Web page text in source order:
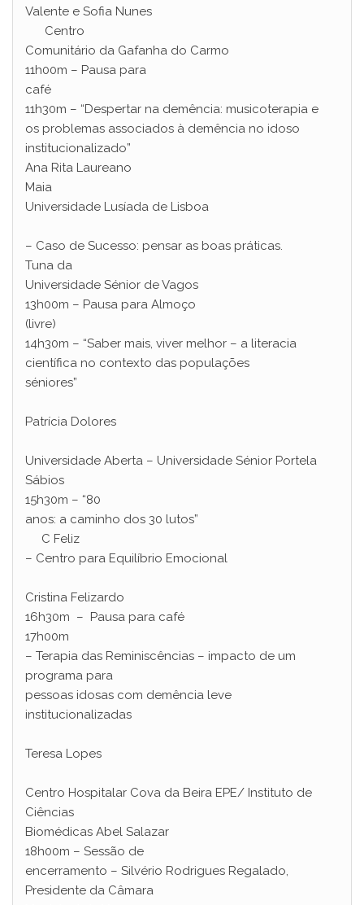
Valente e Sofia Nunes
Centro
Comunitário da Gafanha do Carmo
11h00m – Pausa para
café
11h30m – “Despertar na demência: musicoterapia e
os problemas associados à demência no idoso
institucionalizado”
Ana Rita Laureano
Maia
Universidade Lusíada de Lisboa
– Caso de Sucesso: pensar as boas práticas.
Tuna da
Universidade Sénior de Vagos
13h00m – Pausa para Almoço
(livre)
14h30m – “Saber mais, viver melhor – a literacia
científica no contexto das populações
séniores”
Patrícia Dolores
Universidade Aberta – Universidade Sénior Portela
Sábios
15h30m – “80
anos: a caminho dos 30 lutos”
C Feliz
– Centro para Equilíbrio Emocional
Cristina Felizardo
16h30m – Pausa para café
17h00m
– Terapia das Reminiscências – impacto de um
programa para
pessoas idosas com demência leve
institucionalizadas
Teresa Lopes
Centro Hospitalar Cova da Beira EPE/ Instituto de
Ciências
Biomédicas Abel Salazar
18h00m – Sessão de
encerramento – Silvério Rodrigues Regalado,
Presidente da Câmara